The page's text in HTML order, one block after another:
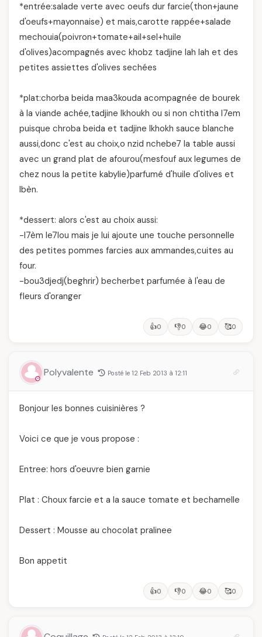
*entrée:salade verte avec oeufs dur farcie(thon+jaune
d'oeufs+mayonnaise) et mais,carotte rappée+salade
mechouia(poivron+tomate+ail+sel+huile
d'olives)acompagnés avec khobz tadjine lah lah et des
petites assiettes d'olives sechées
*plat:chorba beida maa3kouda acompagnée de bourek
à la viande achée,tadjine lkhoukh ou si non chtitha l7em
puisque chroba beida et tadjine lkhokh sauce blanche
aussi,donc c'est au choix,o nzid nchebe7 la table aussi
avec un grand plat de afourou(mesfouf aux legumes de
chez nous la petite kabylie)parfumé d'huile d'olives et
lbèn.
*dessert: alors c'est au choix aussi:
-l7èm le7lou mais je lui ajoute une touche personnelle
des petites pommes farcies aux ammandes,cuites au
four.
-bou3djedj(beghrir) becherbet parfumée à l'eau de
fleurs d'oranger
👍0 👎0 😂0 🥰0
Polyvalente Posté le 12 Feb 2013 à 12:11
Bonjour les bonnes cuisinières ?
Voici ce que je vous propose :
Entree: hors d'oeuvre bien garnie
Plat : Choux farcie et a la sauce tomate et bechamelle
Dessert : Mousse au chocolat pralinee
Bon appetit
👍0 👎0 😂0 🥰0